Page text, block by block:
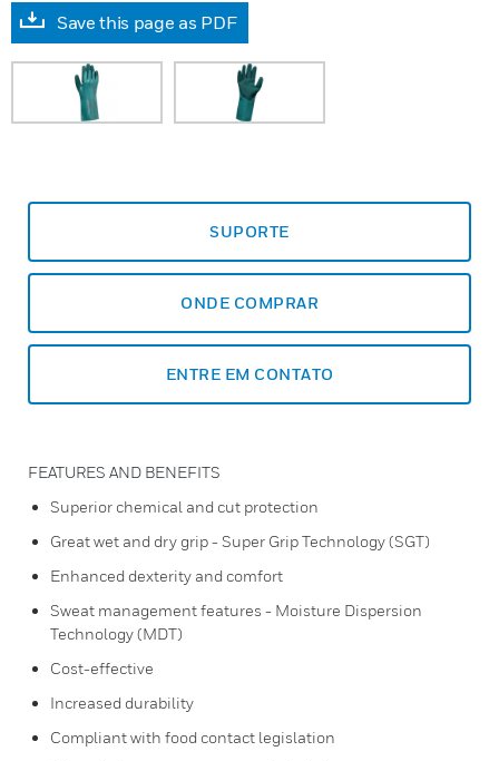
Save this page as PDF
SUPORTE
ONDE COMPRAR
ENTRE EM CONTATO
FEATURES AND BENEFITS
Superior chemical and cut protection
Great wet and dry grip - Super Grip Technology (SGT)
Enhanced dexterity and comfort
Sweat management features - Moisture Dispersion
Technology (MDT)
Cost-effective
Increased durability
Compliant with food contact legislation